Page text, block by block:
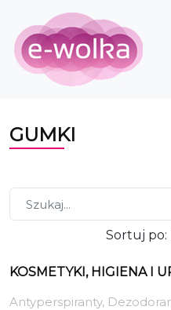
GUMKI
Sortuj po:
KOSMETYKI, HIGIENA I
Antyperspiranty,